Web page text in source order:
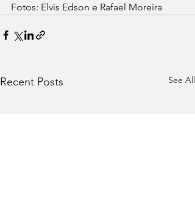
Fotos: Elvis Edson e Rafael Moreira
Recent Posts See All